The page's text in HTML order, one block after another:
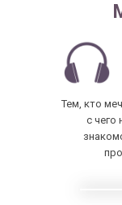
Тем, кто
с чего